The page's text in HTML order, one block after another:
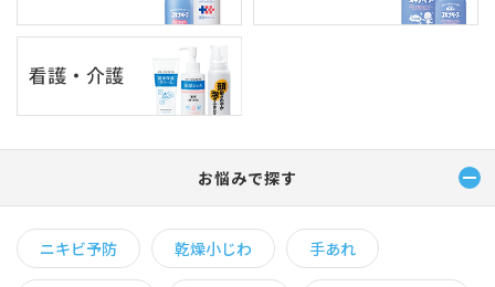
お悩みで探す
ニキビ予防 乾燥小じわ 手あれ